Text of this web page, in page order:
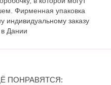
Фирменная упаковка
индивидуальному заказу
Дании
ПОНРАВЯТСЯ: